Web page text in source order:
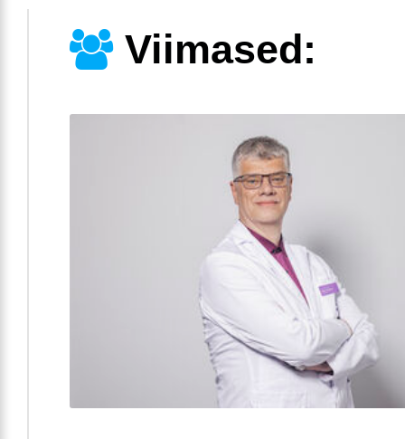
Viimased: